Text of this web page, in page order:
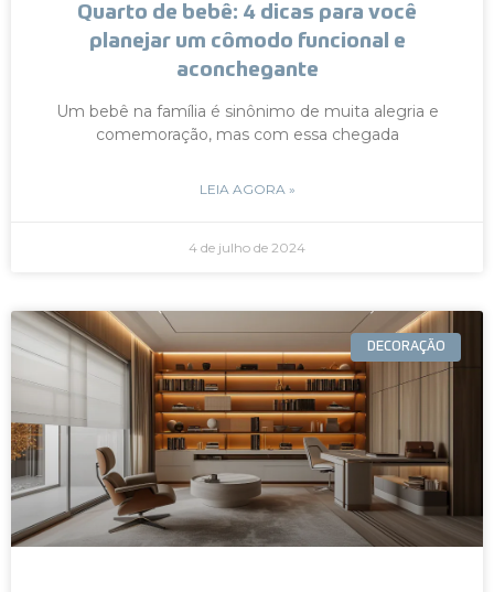
Quarto de bebê: 4 dicas para você
planejar um cômodo funcional e
aconchegante
Um bebê na família é sinônimo de muita alegria e
comemoração, mas com essa chegada
LEIA AGORA »
4 de julho de 2024
DECORAÇÃO